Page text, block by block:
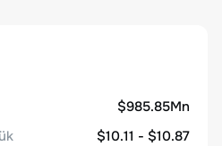
$985.85Mn
$10.11 - $10.87